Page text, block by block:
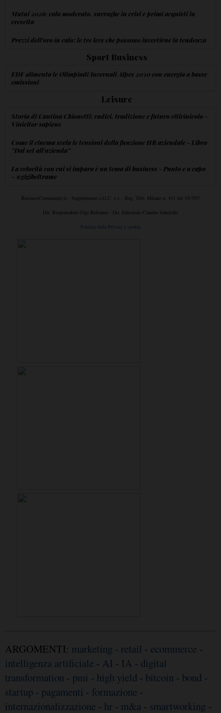
Mutui 2026: calo moderato, surroghe in crisi e primi acquisti in
crescita
Prezzi dell'oro in calo: le tre leve che possono invertirne la tendenza
Sport Business
EDF alimenta le Olimpiadi Invernali Alpes 2030 con energia a basse
emissioni
Leisure
Storia di Cantina Chionetti: radici, tradizione e futuro vitivinicolo -
Vinicitor sapiens
Come il cinema svela le tensioni della funzione HR aziendale - Libro
''Dal set all'azienda''
La velocità con cui si impara è un tema di business - Punto e a capo
- @gigibeltrame
BusinessCommunity.it - Supplemento a G.C. e t. - Reg. Trib. Milano n. 431 del 19/7/97
Dir. Responsabile Gigi Beltrame - Dir. Editoriale Claudio Gandolfo
Politica della Privacy e cookie
ARGOMENTI: marketing - retail - ecommerce -
intelligenza artificiale - AI - IA - digital
transformation - pmi - high yield - bitcoin - bond -
startup - pagamenti - formazione -
internazionalizzazione - hr - m&a - smartworking -